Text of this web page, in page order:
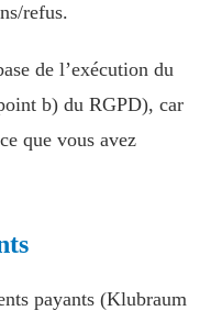
refus.
de l’exécution du
b) du RGPD), car
que vous avez
payants (Klubraum